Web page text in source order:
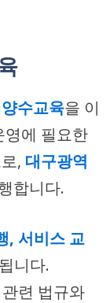
양수교육을 이
영에 필요한
, 대구광역
합니다.
, 서비스 교
니다.
련 법규와